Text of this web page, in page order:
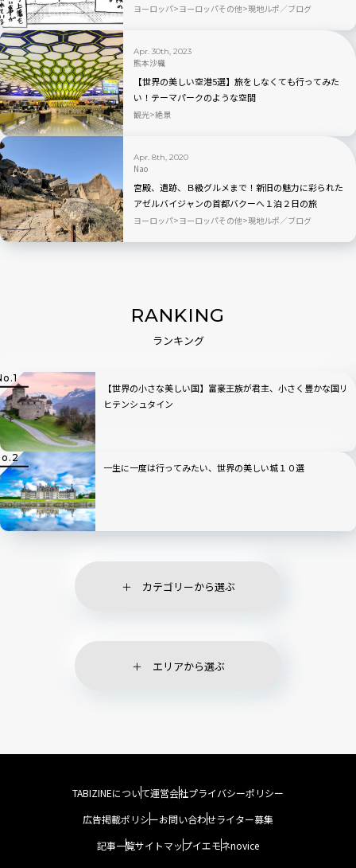
ヨーロッパ ヨーロッパその他 現地ルポ／ブログ
Apr. 30th, 2023
熊本沙織
【世界の美しい空港5選】旅をしなくても行ってみた
い！テーマパークのような空間
観光 絶景
Apr. 8th, 2020
Nao
宮殿、遺跡、Ｂ級グルメまで！新旧の魅力に彩られた
アゼルバイジャンの首都バクーへ１泊２日の旅
ヨーロッパ ヨーロッパその他 現地ルポ／ブログ
RANKING
ランキング
【世界の小さな美しい国】富豪王族が君主、小さく豊かな国リ
ヒテンシュタイン
一生に一度は行ってみたい、世界の美しい城１０選
カテゴリーから選ぶ
エリアから選ぶ
TABIZINEについて運営会社プライバシーポリシー
広告掲載ポリシーお問い合わせライター募集
記事一覧サイトマップイエモネnovice